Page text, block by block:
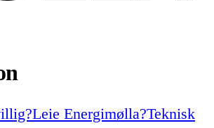
Leie Energimølla?Teknisk